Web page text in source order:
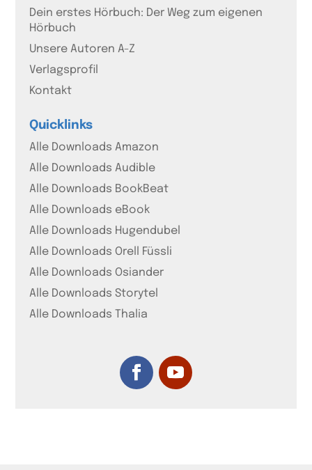
Dein erstes Hörbuch: Der Weg zum eigenen
Hörbuch
Unsere Autoren A-Z
Verlagsprofil
Kontakt
Quicklinks
Alle Downloads Amazon
Alle Downloads Audible
Alle Downloads BookBeat
Alle Downloads eBook
Alle Downloads Hugendubel
Alle Downloads Orell Füssli
Alle Downloads Osiander
Alle Downloads Storytel
Alle Downloads Thalia